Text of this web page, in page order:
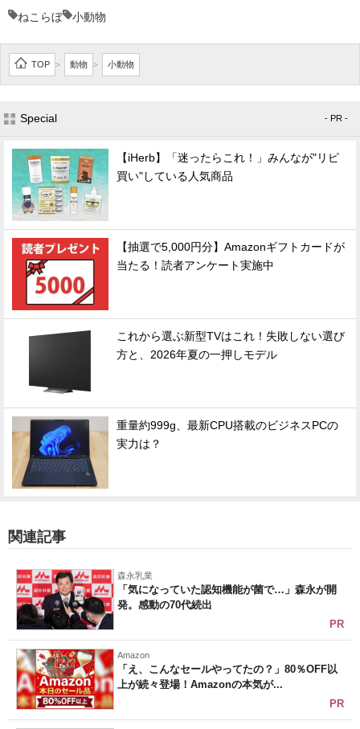
ねこらぼ 小動物
TOP > 動物 > 小動物
Special - PR -
【iHerb】「迷ったらこれ！」みんなが"リピ
買い"している人気商品
【抽選で5,000円分】Amazonギフトカードが
当たる！読者アンケート実施中
これから選ぶ新型TVはこれ！失敗しない選び
方と、2026年夏の一押しモデル
重量約999g、最新CPU搭載のビジネスPCの
実力は？
関連記事
森永乳業
「気になっていた認知機能が菌で…」森永が開
発。感動の70代続出
PR
Amazon
「え、こんなセールやってたの？」80％OFF以
上が続々登場！Amazonの本気が...
PR